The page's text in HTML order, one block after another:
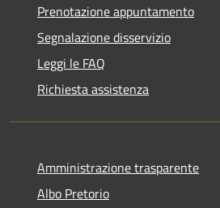
Prenotazione appuntamento
Segnalazione disservizio
Leggi le FAQ
Richiesta assistenza
Amministrazione trasparente
Albo Pretorio